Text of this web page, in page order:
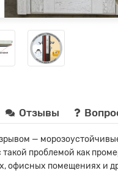
Отзывы
—
проблемой как
офисных помещениях и